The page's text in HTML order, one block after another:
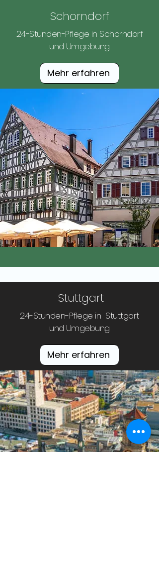
Schorndorf
24-Stunden-Pflege in Schorndorf
und Umgebung
Mehr erfahren
Stuttgart
24-Stunden-Pflege in Stuttgart
und Umgebung
Mehr erfahren